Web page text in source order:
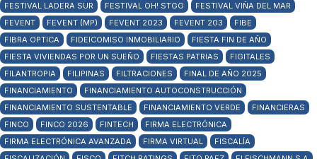
FESTIVAL LADERA SUR
FESTIVAL OH! STGO
FESTIVAL VIÑA DEL MAR
FEVENT
FEVENT (MP) FEVENT 2023 FEVENT 203
FIBE
FIBRA OPTICA
FIDEICOMISO INMOBILIARIO
FIESTA FIN DE AÑO
FIESTA VIVIENDAS POR UN SUEÑO
FIESTAS PATRIAS
FIGITALES
FILANTROPIA
FILIPINAS FILTRACIONES
FINAL DE AÑO 2025
FINANCIAMIENTO
FINANCIAMIENTO AUTOCONSTRUCCIÓN
FINANCIAMIENTO SUSTENTABLE
FINANCIAMIENTO VERDE
FINANCIERAS
FINCO
FINCO 2026 FINTECH
FIRMA ELECTRÓNICA
FIRMA ELECTRÓNICA AVANZADA
FIRMA VIRTUAL
FISCALÍA